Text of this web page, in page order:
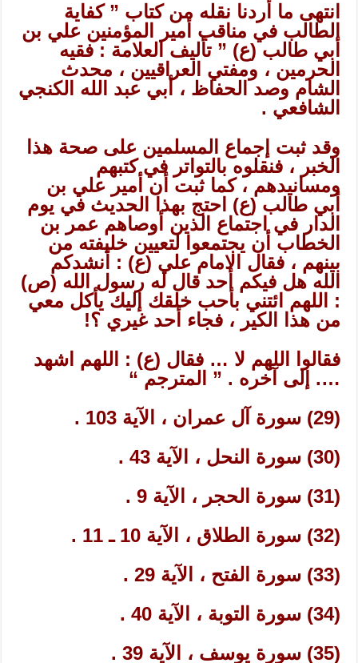
انتهى ما أردنا نقله من كتاب ” كفاية
الطالب في مناقب أمير المؤمنين علي بن
أبي طالب (ع) ” تأليف العلامة : فقيه
الحرمين ، ومفتي العراقيين ، محدث
الشام وصد الحفاظ ، أبي عبد الله الكنجي
الشافعي .
وقد ثبت إجماع المسلمين على صحة هذا
الخبر ، فنقلوه بالتواتر في كتبهم
ومسانيدهم ، كما ثبت أن أمير علي بن
أبي طالب (ع) احتج بهذا الحديث في يوم
الدار في اجتماع الذين أوصاهم عمر بن
الخطاب أن يجتمعوا لتعيين خليفته من
بينهم ، فقال الامام علي (ع) : أنشدكم
الله هل فيكم أحد قال له رسول الله (ص)
: اللهم ائتني بأحب خلقك إليك يأكل معي
من هذا الكير ، فجاء أحد غيري ؟!
فقالوا اللهم لا … فقال (ع) : اللهم اشهد
…. إلى آخره . ” المترجم “
(29) سورة آل عمران ، الآية 103 .
(30) سورة النحل ، الآية 43 .
(31) سورة الحجر ، الآية 9 .
(32) سورة الطلاق ، الآية 10 ـ 11 .
(33) سورة الفتح ، الآية 29 .
(34) سورة التوبة ، الآية 40 .
(35) سورة يوسف ، الآية 39 .